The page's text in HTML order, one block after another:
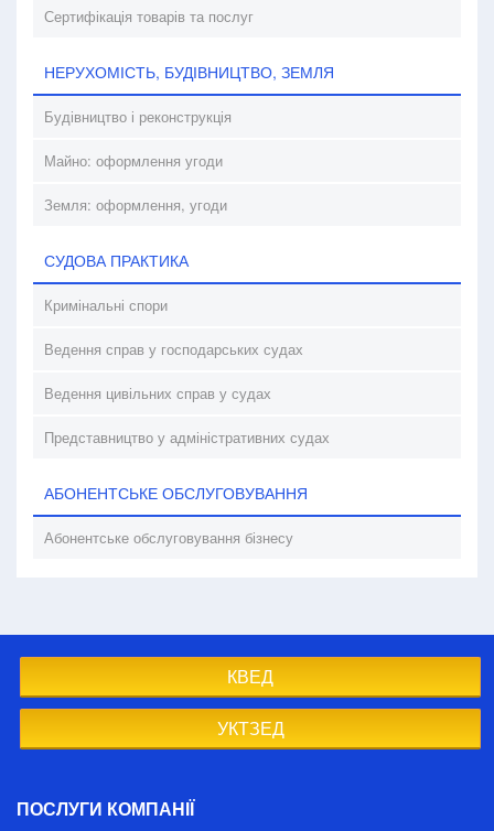
Сертифікація товарів та послуг
НЕРУХОМІСТЬ, БУДІВНИЦТВО, ЗЕМЛЯ
Будівництво і реконструкція
Майно: оформлення угоди
Земля: оформлення, угоди
СУДОВА ПРАКТИКА
Кримінальні спори
Ведення справ у господарських судах
Ведення цивільних справ у судах
Представництво у адміністративних судах
АБОНЕНТСЬКЕ ОБСЛУГОВУВАННЯ
Абонентське обслуговування бізнесу
КВЕД
УКТЗЕД
ПОСЛУГИ КОМПАНІЇ